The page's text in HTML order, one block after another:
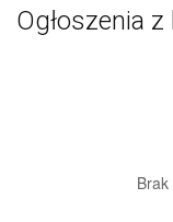
Ogłoszenia